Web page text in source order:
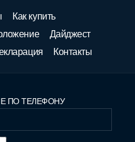
Как купить
Дайджест
Контакты
ПО ТЕЛЕФОНУ